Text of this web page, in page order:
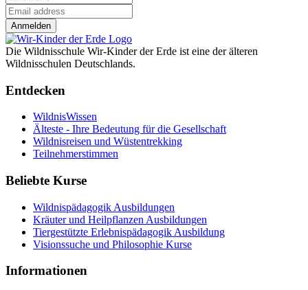
auf
der
gewählt
werden
Anmelden
Die Wildnisschule Wir-Kinder der Erde ist eine der älteren
Wildnisschulen Deutschlands.
Entdecken
WildnisWissen
Älteste - Ihre Bedeutung für die Gesellschaft
Wildnisreisen und Wüstentrekking
Teilnehmerstimmen
Beliebte Kurse
Wildnispädagogik Ausbildungen
Kräuter und Heilpflanzen Ausbildungen
Tiergestützte Erlebnispädagogik Ausbildung
Visionssuche und Philosophie Kurse
Informationen